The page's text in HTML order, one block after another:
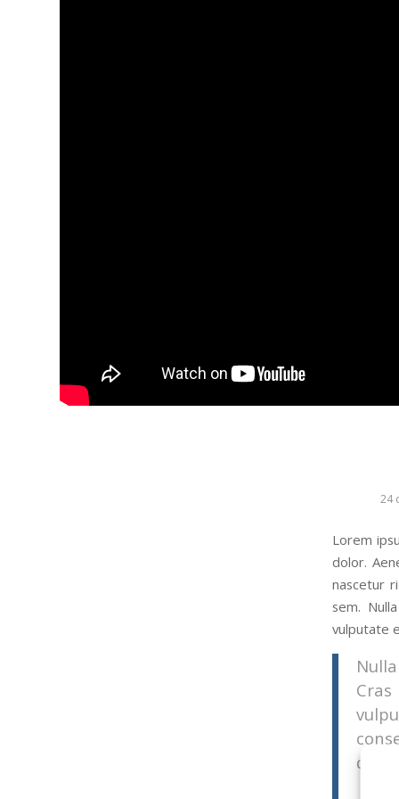
24
Lorem
dolor.
nascetur
sem.
vulputate